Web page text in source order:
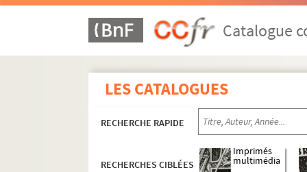
Catalogue
LES CATALOGUES
RECHERCHE RAPIDE
RECHERCHES CIBLÉES
Imprimés
multimédia